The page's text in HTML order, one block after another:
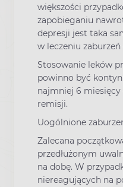
większości
zapobieganiu
depresji jest taka
w leczeniu
Stosowanie leków
powinno być
najmniej 6 miesięcy
remisji.
Uogólnione
Zalecana
przedłużonym
na dobę. W
niereagujących na